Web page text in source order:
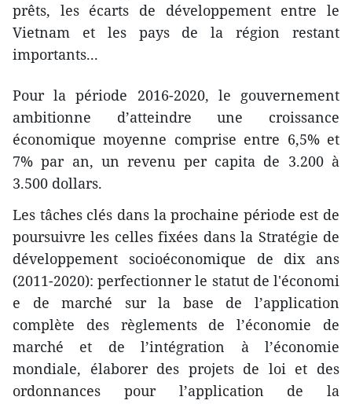
prêts, les écarts de développement entre le
Vietnam et les pays d​e la région restant
important​s...
Pour la période 2016-2020, le gouvernement
ambitionne d’atteindre une croissance
économique moyenne ​comprise entre 6,5% et
7% par an, ​un revenu ​per capita d​e 3.200 à
3.500 dollars.
Les tâches clés dans la prochaine période est de
poursuivre les celles fixées dans la Stratégie de
développement socioéconomique de dix ans
(2011-2020): perfectionner le statut de l'économi​
e de marché sur la base de l’application
complète des règlements de l’économie de
marché et de l’intégration à l’économie
mondiale, ​élaborer des projets de loi et des
ordonnances pour l’application de la